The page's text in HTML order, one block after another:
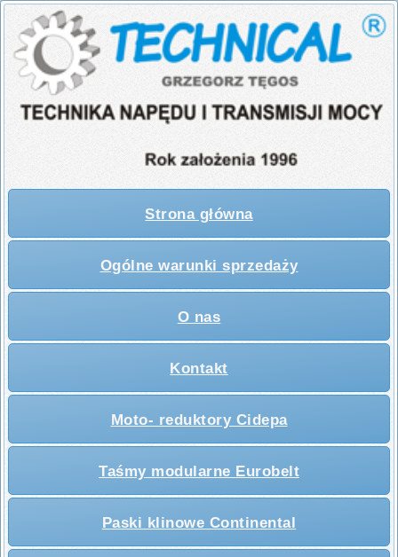
Strona główna
Ogólne warunki sprzedaży
O nas
Kontakt
Moto- reduktory Cidepa
Taśmy modularne Eurobelt
Paski klinowe Continental